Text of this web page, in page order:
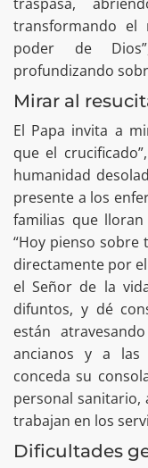
transformando
poder de
profundizando
Mirar al
El Papa invita a
que el
humanidad
presente a los
familias que
“Hoy pienso
directamente por
el Señor de la
difuntos, y dé
están
ancianos y a las
conceda su
personal sanitario,
trabajan en los
Dificultades